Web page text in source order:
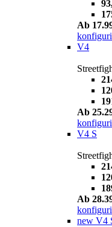
Ab
V4
Ab
V4 S
Ab
new V4